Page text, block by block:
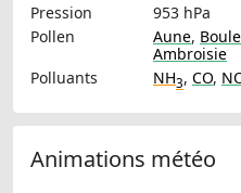
Pression
953 hPa
Pollen
Aune,
Ambroisie
Polluants
NH3, CO,
Animations météo